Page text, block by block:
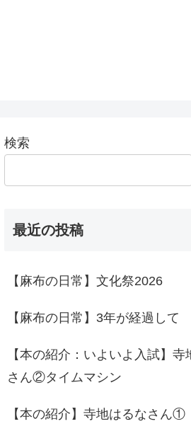
検索
最近の投稿
【麻布の日常】文化祭2026
【麻布の日常】3年が経過して
【本の紹介：いよいよ入試】寺
さん②タイムマシン
【本の紹介】寺地はるなさん①